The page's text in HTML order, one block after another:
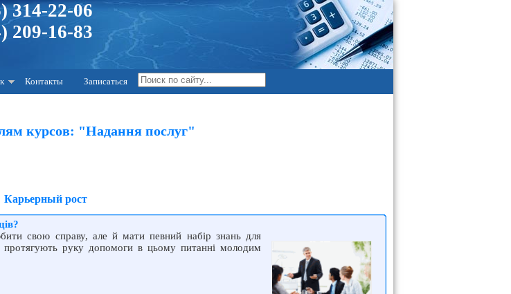
314-22-06
209-16-83
Контакты Записаться
курсов: "Надання послуг"
Карьерный рост
свою справу, але й мати певний набір знань для
протягують руку допомоги в цьому питанні молодим